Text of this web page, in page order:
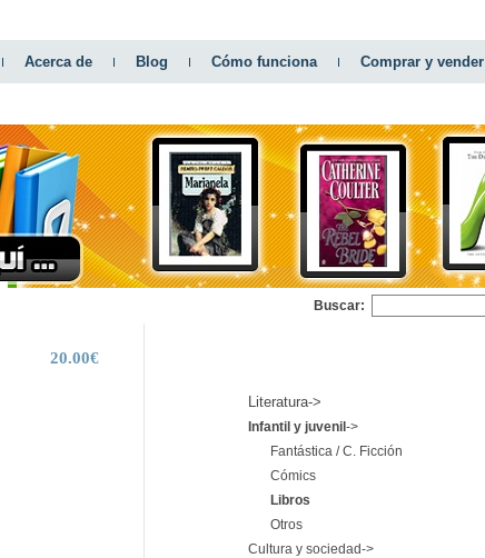
Acerca de Blog Cómo funciona Comprar y vender
Buscar:
20.00€
Literatura->
Infantil y juvenil ->
Fantástica / C. Ficción
Cómics
Libros
Otros
Cultura y sociedad->